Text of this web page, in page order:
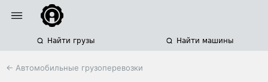
Найти грузы Найти машины
← Автомобильные грузоперевозки